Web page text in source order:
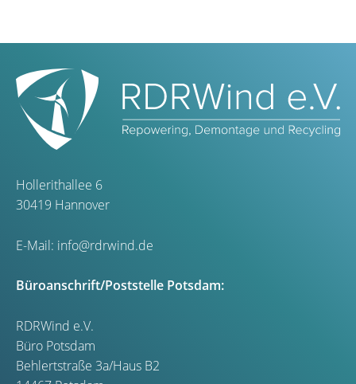
Hollerithallee 6
30419 Hannover
E-Mail: info@rdrwind.de
Büroanschrift/Poststelle Potsdam:
RDRWind e.V.
Büro Potsdam
Behlertstraße 3a/Haus B2